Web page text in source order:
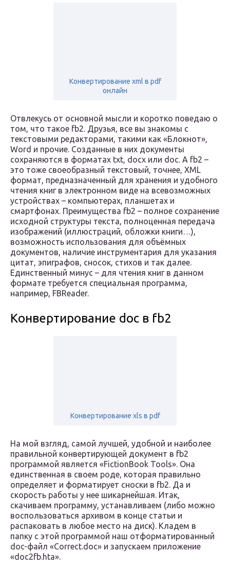
Конвертирование xml в pdf
онлайн
Отвлекусь от основной мысли и коротко поведаю о
том, что такое fb2. Друзья, все вы знакомы с
текстовыми редакторами, такими как «Блокнот»,
Word и прочие. Созданные в них документы
сохраняются в форматах txt, docx или doc. А fb2 –
это тоже своеобразный текстовый, точнее, XML
формат, предназначенный для хранения и удобного
чтения книг в электронном виде на всевозможных
устройствах – компьютерах, планшетах и
смартфонах. Преимущества fb2 – полное сохранение
исходной структуры текста, полноценная передача
изображений (иллюстраций, обложки книги…),
возможность использования для объёмных
документов, наличие инструментария для указания
цитат, эпиграфов, сносок, стихов и так далее.
Единственный минус – для чтения книг в данном
формате требуется специальная программа,
например, FBReader.
Конвертирование doc в fb2
Конвертирование xls в pdf
На мой взгляд, самой лучшей, удобной и наиболее
правильной конвертирующей документ в fb2
программой является «FictionBook Tools». Она
единственная в своем роде, которая правильно
определяет и форматирует сноски в fb2. Да и
скорость работы у нее шикарнейшая. Итак,
скачиваем программу, устанавливаем (либо можно
воспользоваться архивом в конце статьи и
распаковать в любое место на диск). Кладем в
папку с этой программой наш отформатированный
doc-файл «Correct.doc» и запускаем приложение
«doc2fb.hta».